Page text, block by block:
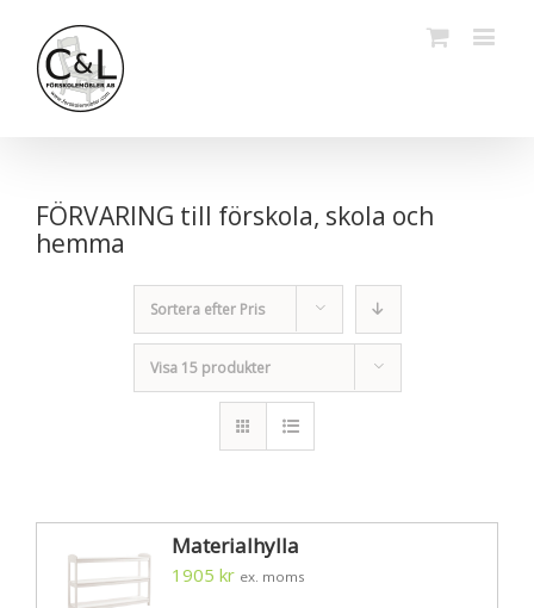
FÖRVARING till förskola, skola och
hemma
Sortera efter Pris
Visa 15 produkter
Materialhylla
1905kr ex. moms